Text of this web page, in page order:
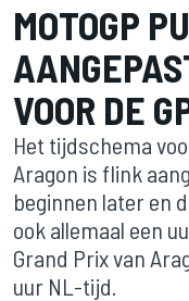
MOTOGP
VOOR DE
Het tijdschema
Aragon is flink
beginnen later en
ook allemaal een
Grand Prix van
uur NL-tijd.